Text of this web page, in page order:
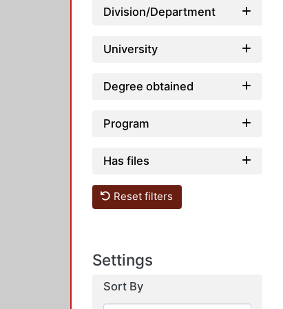
Division/Department
University
Degree obtained
Program
Has files
Reset filters
Settings
Sort By